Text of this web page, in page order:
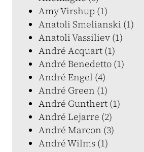
Amy Virshup (1)
Anatoli Smelianski (1)
Anatoli Vassiliev (1)
André Acquart (1)
André Benedetto (1)
André Engel (4)
André Green (1)
André Gunthert (1)
André Lejarre (2)
André Marcon (3)
André Wilms (1)